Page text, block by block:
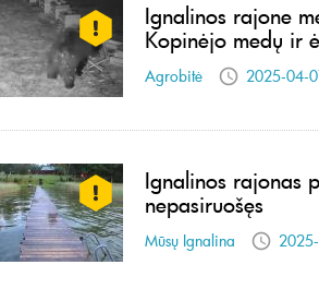
Ignalinos rajone
Kopinėjo medų ir
Agrobitė 2025-04-
Ignalinos rajonas
nepasiruošęs
Mūsų Ignalina